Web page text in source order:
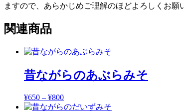
ますので、あらかじめご理解のほどよろしくお願
関連商品
昔ながらのあぶらみそ
¥650 – ¥800価
格